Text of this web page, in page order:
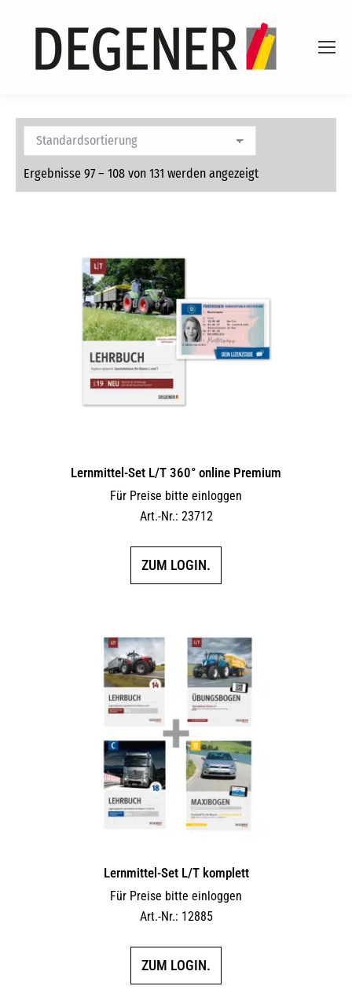
Ergebnisse 97 – 108 von 131 werden angezeigt
Lernmittel-Set L/T 360° online Premium
Für Preise bitte einloggen
Art.-Nr.: 23712
ZUM LOGIN.
Lernmittel-Set L/T komplett
Für Preise bitte einloggen
Art.-Nr.: 12885
ZUM LOGIN.